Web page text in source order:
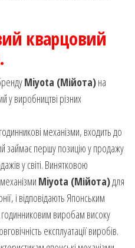
кварцовий
Miyota (Мійота)на
у виробництві різних
механізми, входить до
займає першу позицію у продажу
у світі. Винятковою
Miyota (Мійота)для
і відповідають Японським
виробам високу
експлуатації виробів.